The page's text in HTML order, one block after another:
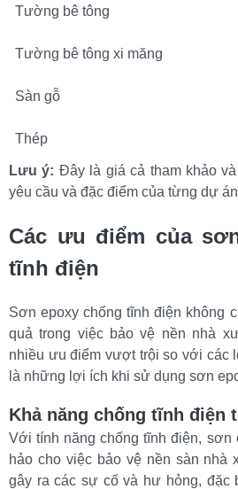
Tường bê tông
Tường bê tông xi măng
Sàn gỗ
Thép
Lưu ý: Đây là giá cả tham khảo
yêu cầu và đặc điểm của từng dự
Các ưu điểm của
tĩnh điện
Sơn epoxy chống tĩnh điện không
quả trong việc bảo vệ nền nhà
nhiều ưu điểm vượt trội so với các
là những lợi ích khi sử dụng sơn
Khả năng chống tĩnh điện
Với tính năng chống tĩnh điện, sơn
hảo cho việc bảo vệ nền sàn nhà
gây ra các sự cố và hư hỏng, đặc